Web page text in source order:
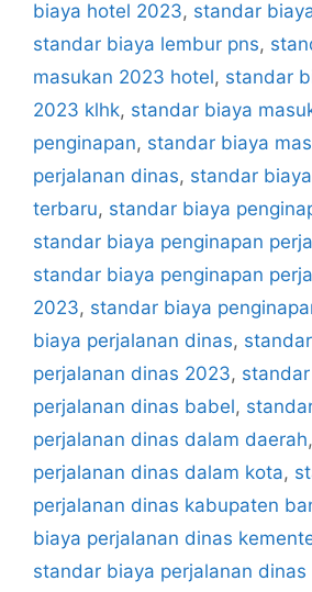
biaya hotel 2023, standar
standar biaya lembur pns,
masukan 2023 hotel, standar
2023 klhk, standar biaya
penginapan, standar biaya
perjalanan dinas, standar
terbaru, standar biaya
standar biaya penginapan
standar biaya penginapan
2023, standar biaya
biaya perjalanan dinas,
perjalanan dinas 2023,
perjalanan dinas babel,
perjalanan dinas dalam daerah,
perjalanan dinas dalam kota,
perjalanan dinas kabupaten
biaya perjalanan dinas
standar biaya perjalanan dinas